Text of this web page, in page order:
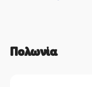
Πολωνία